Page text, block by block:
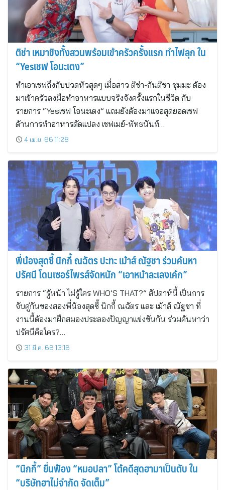
ติช่า เหมาขิงทั้งสวนพร้อมเข้าครัวครั้งแรก ทำไฟลุก ใน
“Yesเชฟ โอนะเตง”
ทำเอาเชฟถึงกับปวดหัวสุดๆ เมื่อสาว ติช่า-กันติชา ชุมมะ ต้อง
มาเข้าครัวลงมือทำอาหารแบบจริงจังครั้งแรกในชีวิต กับ
รายการ “Yesเชฟ โอนะเตง” แถมยังต้องมาแจอสุดยอดเชฟ
ด้านการทำอาหารดัดแปลง เชฟเมย์-พัทธนันท์…
4 เม.ย. 66 11:28
พี่น้องสุดซี้ นิกกี้ ณฉัตร ปะทะ เม้าส์ ณัฐชา ร่วมค้นหา
ปรัศนี โดนเซอร์ไพรส์จัดหนัก “เอาหน้าละเลงเค้ก”
รายการ “รู้หน้า ไม่รู้ใคร WHO’S THAT?” สัปดาห์นี้ เป็นการ
จับคู่กันของสองพี่น้องสุดซี้ นิกกี้ ณฉัตร และ เม้าส์ ณัฐชา ที่
งานนี้ต้องมาฝึกสมองประลองปัญญาแข่งขันกัน ร่วมค้นหาว่า
ปรัศนีคือใคร?…
31 มี.ค. 66 13:16
“นิกกี้” ยื่นฟ้อง “หมอปลา” โต้คดีสุดฮามาเป็นตับ ใน
“บริษัทฮาไม่จำกัด จัดเต็ม”